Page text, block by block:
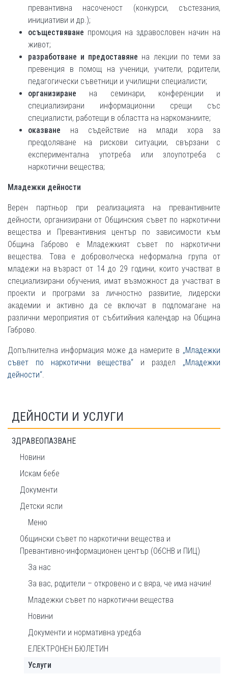
превантивна насоченост (конкурси, състезания,
инициативи и др.);
осъществяване промоция на здравословен начин на
живот;
разработване и предоставяне на лекции по теми за
превенция в помощ на ученици, учители, родители,
педагогически съветници и училищни специалисти;
организиране на семинари, конференции и
специализирани информационни срещи със
специалисти, работещи в областта на наркоманиите;
оказване на съдействие на млади хора за
преодоляване на рискови ситуации, свързани с
експериментална употреба или злоупотреба с
наркотични вещества;
Младежки дейности
Верен партньор при реализацията на превантивните
дейности, организирани от Общинския съвет по наркотични
вещества и Превантивния център по зависимости към
Община Габрово е Младежкият съвет по наркотични
вещества. Това е доброволческа неформална група от
младежи на възраст от 14 до 29 години, които участват в
специализирани обучения, имат възможност да участват в
проекти и програми за личностно развитие, лидерски
академии и активно да се включат в подпомагане на
различни мероприятия от събитийния календар на Община
Габрово.
Допълнителна информация може да намерите в „Младежки
съвет по наркотични вещества“ и раздел „Младежки
дейности“.
ДЕЙНОСТИ И УСЛУГИ
ЗДРАВЕОПАЗВАНЕ
Новини
Искам бебе
Документи
Детски ясли
Меню
Общински съвет по наркотични вещества и
Превантивно-информационен център (ОбСНВ и ПИЦ)
За нас
За вас, родители – откровено и с вяра, че има начин!
Младежки съвет по наркотични вещества
Новини
Документи и нормативна уредба
ЕЛЕКТРОНЕН БЮЛЕТИН
Услуги